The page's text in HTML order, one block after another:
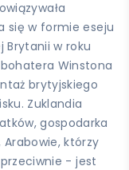
się w formie eseju
Brytanii w roku
Winstona
brytyjskiego
Zuklandia
gospodarka
którzy
- jest